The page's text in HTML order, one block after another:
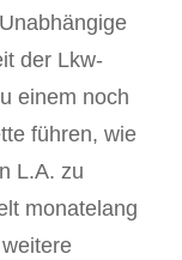
der Lkw-
einem noch
führen, wie
L.A. zu
monatelang